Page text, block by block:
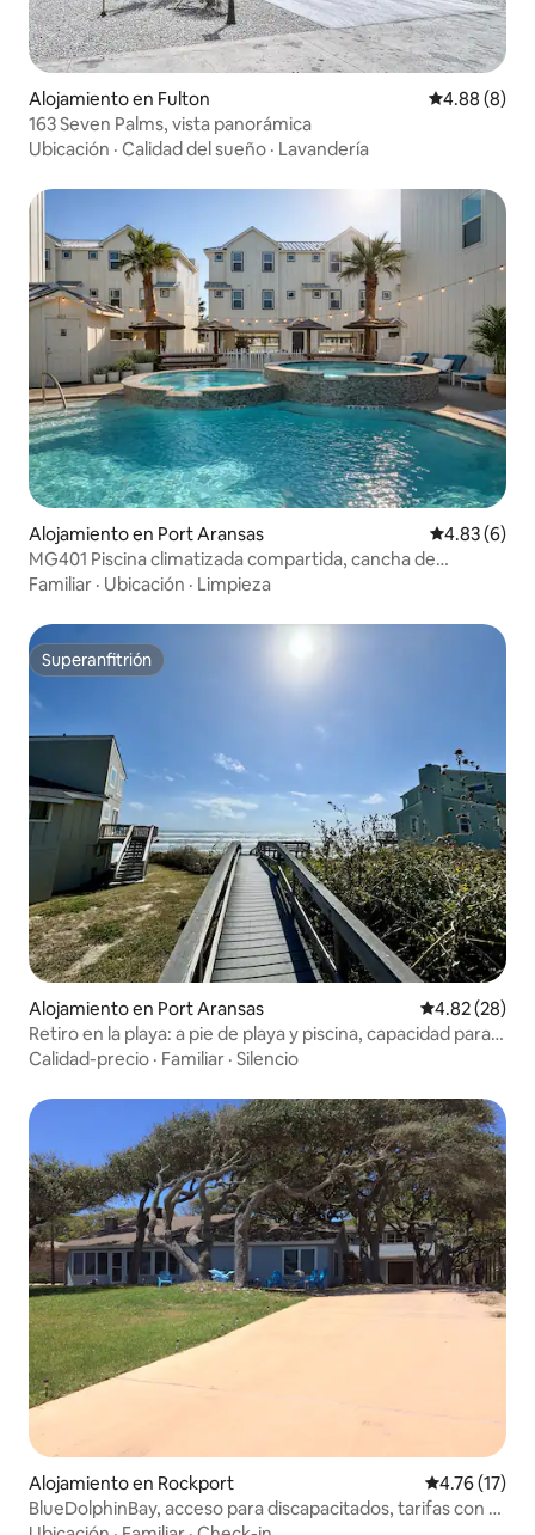
Alojamiento en Fulton Calificación
4.88 (8)
163 Seven Palms, vista panorámica
Ubicación · Calidad del sueño · Lavandería
Alojamiento en Port Aransas Calificación
4.83 (6)
MG401 Piscina climatizada compartida, cancha de
pickleball
Familiar · Ubicación · Limpieza
Superanfitrión
Superanfitrión
Alojamiento en Port Aransas Calificación
4.82 (28)
Retiro en la playa: a pie de playa y piscina, capacidad para
12 personas
Calidad-precio · Familiar · Silencio
Alojamiento en Rockport Calificación
4.76 (17)
BlueDolphinBay, acceso para discapacitados, tarifas con 9